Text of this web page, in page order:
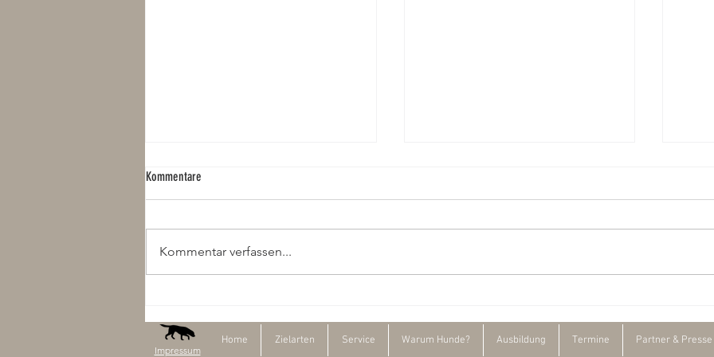
Neues Buch über den Fischotter
Kommentare
Kommentar verfassen...
Impressum
Home Zielarten Service Warum Hunde? Ausbildung Termine Partner & Presse